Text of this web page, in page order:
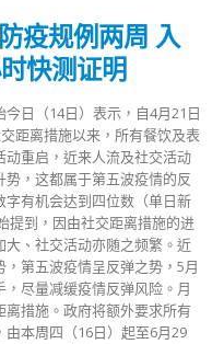
疫规例两周 入
快测证明
日（14日）表示，自4月21日
距离措施以来，所有餐饮及表
重启，近来人流及社交活动
，这都属于第五波疫情的反
有机会达到四位数（单日新
提到，因由社交距离措施的进
、社交活动亦随之频繁。近
第五波疫情呈反弹之势，5月
尽量减缓疫情反弹风险。月
措施。政府将额外要求所有
本周四（16日）起至6月29